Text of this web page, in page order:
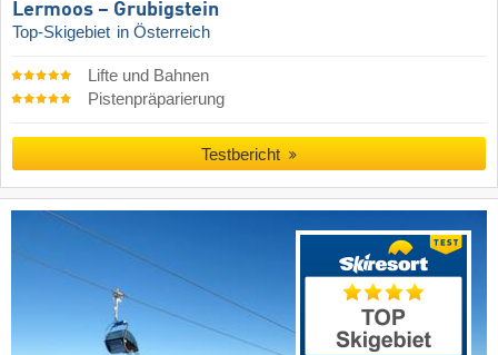
Lermoos – Grubigstein
Top-Skigebiet in Österreich
Lifte und Bahnen
Pistenpräparierung
Testbericht